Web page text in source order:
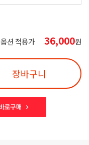
옵션 적용가 36,000원
장바구니